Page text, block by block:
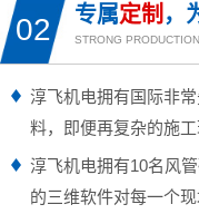
02 专属定制 ，
STRONG
淳飞机电拥有国际非
料，即便再复杂的施
淳飞机电拥有10名风
的三维软件对每一个